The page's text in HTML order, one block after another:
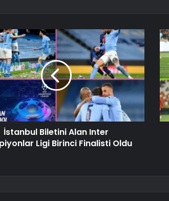
İstanbul Biletini Alan Inter
Ligi Birinci Finalisti Oldu